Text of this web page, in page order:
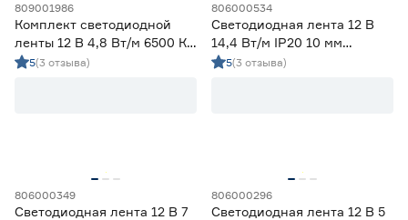
2 года
3 года
809001986
Комплект светодиодной
ленты 12 В 4,8 Вт/м 6500 К
IP65 2835 5 м ЭРА
5(3 отзыва)
806000534
Светодиодная лента 12 В
14,4 Вт/м IP20 10 мм
холодный свет 5 м
5(3 отзыва)
806000349
Светодиодная лента 12 В 7
806000296
Светодиодная лента 12 В 5